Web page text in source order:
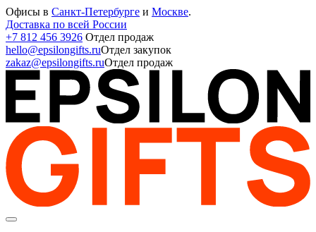
Офисы в Санкт-Петербурге и Москве.
Доставка по всей России
+7 812 456 3926 Отдел продаж
hello@epsilongifts.ruОтдел закупок
zakaz@epsilongifts.ruОтдел продаж